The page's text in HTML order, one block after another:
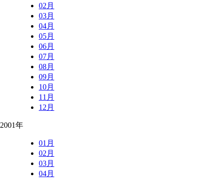
02月
03月
04月
05月
06月
07月
08月
09月
10月
11月
12月
2001年
01月
02月
03月
04月